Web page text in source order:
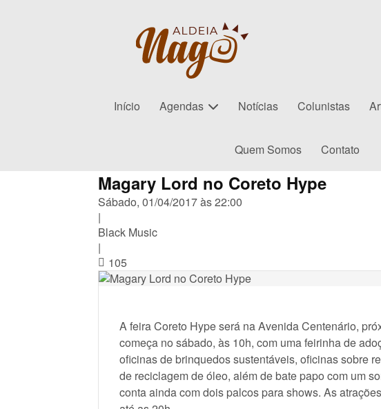
Início Agendas Notícias Colunistas
Quem Somos Contato
Magary Lord no Coreto Hype
Sábado, 01/04/2017 às 22:00
|
Black Music
|
105
A feira Coreto Hype será na Avenida Centenário,
começa no sábado, às 10h, com uma feirinha de
oficinas de brinquedos sustentáveis, oficinas sobre
de reciclagem de óleo, além de bate papo com um
conta ainda com dois palcos para shows. As